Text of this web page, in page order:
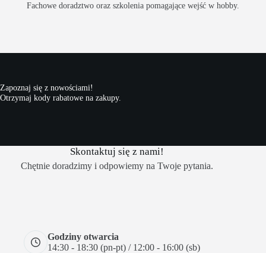
Fachowe doradztwo oraz szkolenia pomagające wejść w hobby.
Zapoznaj się z nowościami!
Otrzymaj kody rabatowe na zakupy.
Skontaktuj się z nami!
Chętnie doradzimy i odpowiemy na Twoje pytania.
Godziny otwarcia
14:30 - 18:30 (pn-pt) / 12:00 - 16:00 (sb)